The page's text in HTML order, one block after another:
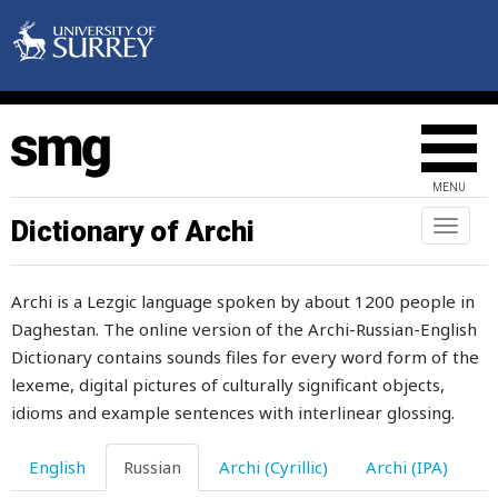
MENU
Toggle
Dictionary of Archi
Archi is a Lezgic language spoken by about 1200 people in
Daghestan. The online version of the Archi-Russian-English
Dictionary contains sounds files for every word form of the
lexeme, digital pictures of culturally significant objects,
idioms and example sentences with interlinear glossing.
English Russian Archi (Cyrillic) Archi (IPA)